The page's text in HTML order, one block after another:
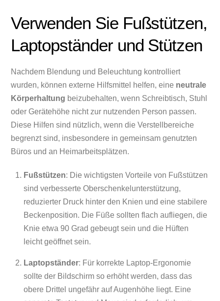
Verwenden Sie Fußstützen,
Laptopständer und Stützen
Nachdem Blendung und Beleuchtung kontrolliert
wurden, können externe Hilfsmittel helfen, eine neutrale
Körperhaltung beizubehalten, wenn Schreibtisch, Stuhl
oder Gerätehöhe nicht zur nutzenden Person passen.
Diese Hilfen sind nützlich, wenn die Verstellbereiche
begrenzt sind, insbesondere in gemeinsam genutzten
Büros und an Heimarbeitsplätzen.
Fußstützen: Die wichtigsten Vorteile von Fußstützen
sind verbesserte Oberschenkelunterstützung,
reduzierter Druck hinter den Knien und eine stabilere
Beckenposition. Die Füße sollten flach aufliegen, die
Knie etwa 90 Grad gebeugt sein und die Hüften
leicht geöffnet sein.
Laptopständer: Für korrekte Laptop-Ergonomie
sollte der Bildschirm so erhöht werden, dass das
obere Drittel ungefähr auf Augenhöhe liegt. Eine